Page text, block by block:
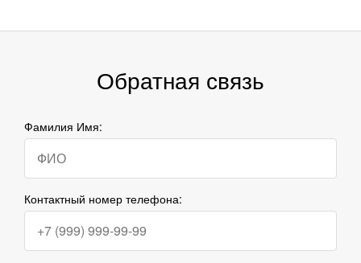
Обратная связь
Фамилия Имя:
Контактный номер телефона: